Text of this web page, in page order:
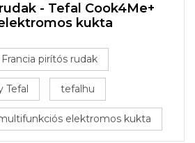
- Tefal Cook4Me+
kukta
Francia pirítós rudak
Tefal tefalhu
elektromos kukta